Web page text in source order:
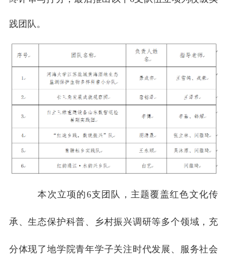
践团队。
本次立项的6支团队，主题覆盖红色文化传
承、生态保护科普、乡村振兴调研等多个领域，充
分体现了地学院青年学子关注时代发展、服务社会